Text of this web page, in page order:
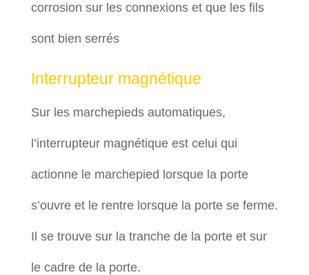
corrosion sur les connexions et que les fils
sont bien serrés
Interrupteur magnétique
Sur les marchepieds automatiques,
l’interrupteur magnétique est celui qui
actionne le marchepied lorsque la porte
s’ouvre et le rentre lorsque la porte se ferme.
Il se trouve sur la tranche de la porte et sur
le cadre de la porte.